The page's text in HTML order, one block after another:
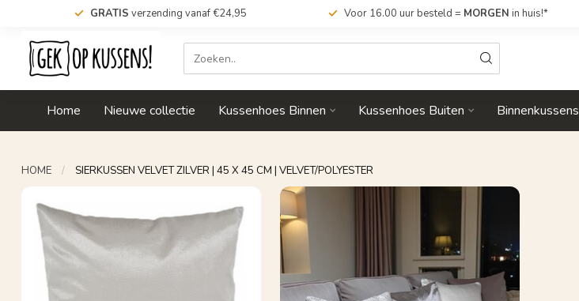
GRATIS verzending vanaf €24,95 Voor 16.00 uur besteld = MORGEN in huis!*
Home Nieuwe collectie Kussenhoes Binnen Kussenhoes Buiten Binnenkussens
HOME / SIERKUSSEN VELVET ZILVER | 45 X 45 CM | VELVET/POLYESTER